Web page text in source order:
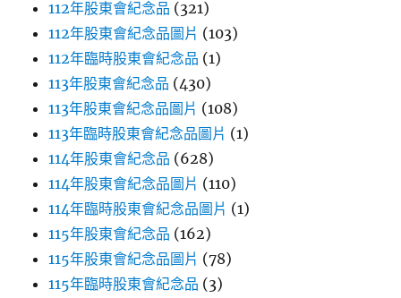
112年股東會紀念品 (321)
112年股東會紀念品圖片 (103)
112年臨時股東會紀念品 (1)
113年股東會紀念品 (430)
113年股東會紀念品圖片 (108)
113年臨時股東會紀念品圖片 (1)
114年股東會紀念品 (628)
114年股東會紀念品圖片 (110)
114年臨時股東會紀念品圖片 (1)
115年股東會紀念品 (162)
115年股東會紀念品圖片 (78)
115年臨時股東會紀念品 (3)